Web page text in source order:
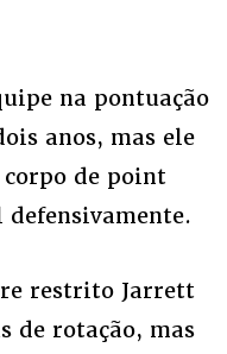
na pontuação
anos, mas ele
de point
restrito Jarrett
de rotação, mas